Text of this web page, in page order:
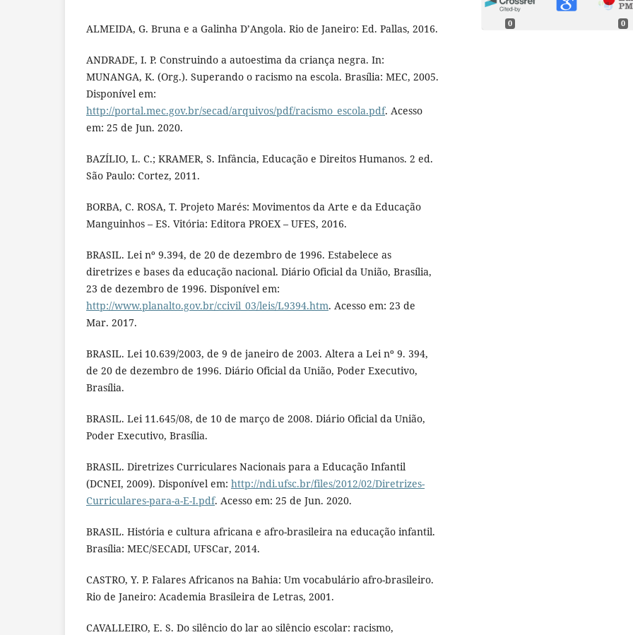
ALMEIDA, G. Bruna e a Galinha D’Angola. Rio de Janeiro: Ed. Pallas, 2016.
ANDRADE, I. P. Construindo a autoestima da criança negra. In:
MUNANGA, K. (Org.). Superando o racismo na escola. Brasília: MEC, 2005.
Disponível em:
http://portal.mec.gov.br/secad/arquivos/pdf/racismo_escola.pdf. Acesso
em: 25 de Jun. 2020.
BAZÍLIO, L. C.; KRAMER, S. Infância, Educação e Direitos Humanos. 2 ed.
São Paulo: Cortez, 2011.
BORBA, C. ROSA, T. Projeto Marés: Movimentos da Arte e da Educação
Manguinhos – ES. Vitória: Editora PROEX – UFES, 2016.
BRASIL. Lei nº 9.394, de 20 de dezembro de 1996. Estabelece as
diretrizes e bases da educação nacional. Diário Oficial da União, Brasília,
23 de dezembro de 1996. Disponível em:
http://www.planalto.gov.br/ccivil_03/leis/L9394.htm. Acesso em: 23 de
Mar. 2017.
BRASIL. Lei 10.639/2003, de 9 de janeiro de 2003. Altera a Lei nº 9. 394,
de 20 de dezembro de 1996. Diário Oficial da União, Poder Executivo,
Brasília.
BRASIL. Lei 11.645/08, de 10 de março de 2008. Diário Oficial da União,
Poder Executivo, Brasília.
BRASIL. Diretrizes Curriculares Nacionais para a Educação Infantil
(DCNEI, 2009). Disponível em: http://ndi.ufsc.br/files/2012/02/Diretrizes-
Curriculares-para-a-E-I.pdf. Acesso em: 25 de Jun. 2020.
BRASIL. História e cultura africana e afro-brasileira na educação infantil.
Brasília: MEC/SECADI, UFSCar, 2014.
CASTRO, Y. P. Falares Africanos na Bahia: Um vocabulário afro-brasileiro.
Rio de Janeiro: Academia Brasileira de Letras, 2001.
CAVALLEIRO, E. S. Do silêncio do lar ao silêncio escolar: racismo,
0 0